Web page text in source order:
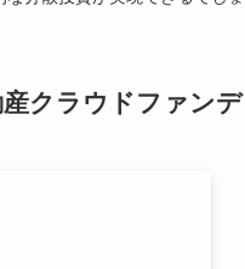
産クラウドファン